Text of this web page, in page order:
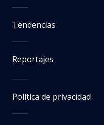
Tendencias
Reportajes
Política de privacidad